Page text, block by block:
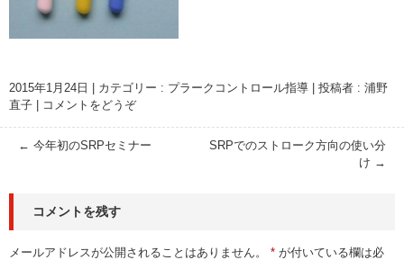
2015年1月24日 | カテゴリー : プラークコントロール指導 | 投稿者 : 浦野
直子 | コメントをどうぞ
← 今年初のSRPセミナー
SRPでのストローク方向の使い分
け →
コメントを残す
メールアドレスが公開されることはありません。 * が付いている欄は必